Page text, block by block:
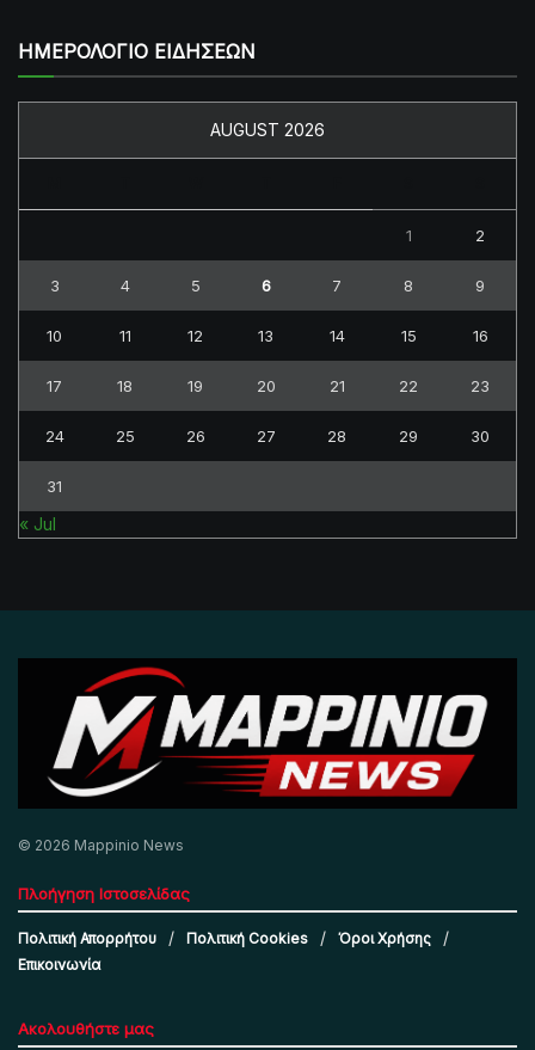
ΗΜΕΡΟΛΟΓΙΟ ΕΙΔΗΣΕΩΝ
AUGUST 2026
1 2
3 4 5 6 7 8 9
10 11 12 13 14 15 16
17 18 19 20 21 22 23
24 25 26 27 28 29 30
31
« Jul
© 2026 Mappinio News
Πλοήγηση Ιστοσελίδας
Πολιτική Απορρήτου Πολιτική Cookies
Όροι Χρήσης
Επικοινωνία
Ακολουθήστε μας